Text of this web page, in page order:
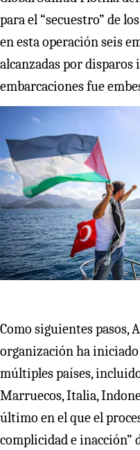
para el “secuestro” de
en esta operación seis
alcanzadas por disparos
embarcaciones fue
Como siguientes pasos,
organización ha
múltiples países,
Marruecos, Italia,
último en el que el
complicidad e inacción”